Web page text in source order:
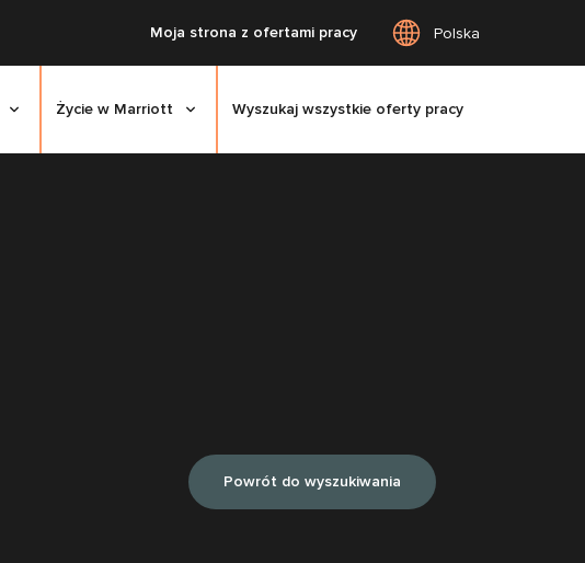
Moja strona z ofertami pracy Polska
Życie w Marriott Wyszukaj wszystkie oferty pracy
Powrót do wyszukiwania